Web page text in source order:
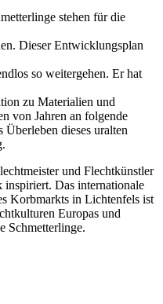
stehen für die
Dieser Entwicklungsplan
so weitergehen. Er hat
zu Materialien und
von Jahren an folgende
Überleben dieses uralten
und Flechtkünstler
Das internationale
Korbmarkts in Lichtenfels ist
Europas und
Schmetterlinge.